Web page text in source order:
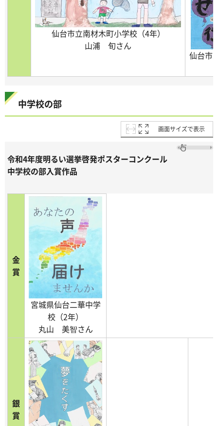
仙台市立南材木町小学校（4年）
山浦 旬さん
仙台市
中学校の部
画面サイズで表示
令和4年度明るい選挙啓発ポスターコンクール
中学校の部入賞作品
金
賞
宮城県仙台二華中学
校（2年）
丸山 美智さん
銀
賞